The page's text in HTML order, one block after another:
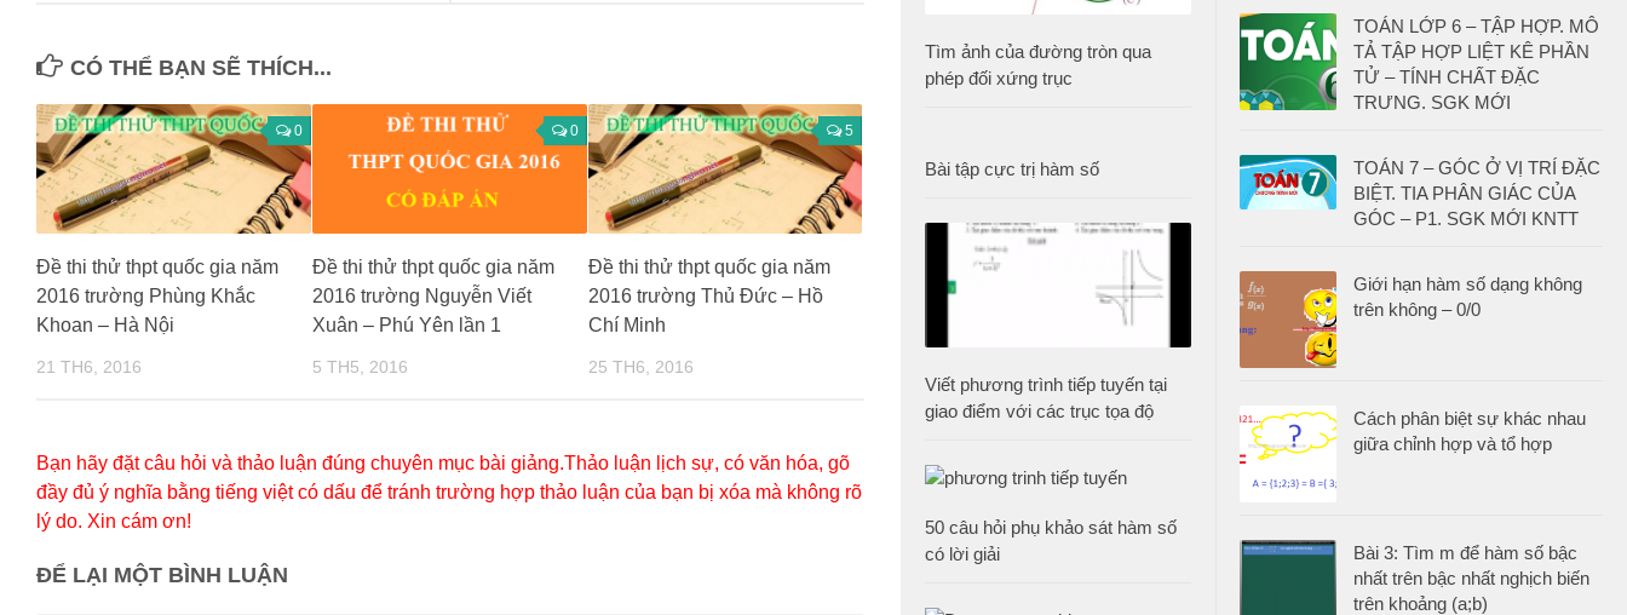
CÓ THỂ BẠN SẼ THÍCH...
0
Đề thi thử thpt quốc gia năm
2016 trường Phùng Khắc
Khoan – Hà Nội
21 TH6, 2016
0
Đề thi thử thpt quốc gia năm
2016 trường Nguyễn Viết
Xuân – Phú Yên lần 1
5 TH5, 2016
5
Đề thi thử thpt quốc gia năm
2016 trường Thủ Đức – Hồ
Chí Minh
25 TH6, 2016
Bạn hãy đặt câu hỏi và thảo luận đúng chuyên mục bài giảng.Thảo luận lịch sự, có văn hóa, gõ
đầy đủ ý nghĩa bằng tiếng việt có dấu để tránh trường hợp thảo luận của bạn bị xóa mà không rõ
lý do. Xin cám ơn!
ĐỂ LẠI MỘT BÌNH LUẬN
TOÁN LỚP 6 – TẬP HỢP. MÔ
TẢ TẬP HỢP LIỆT KÊ PHẦN
TỬ – TÍNH CHẤT ĐẶC
TRƯNG. SGK MỚI
TOÁN 7 – GÓC Ở VỊ TRÍ ĐẶC
BIỆT. TIA PHÂN GIÁC CỦA
GÓC – P1. SGK MỚI KNTT
Giới hạn hàm số dạng không
trên không – 0/0
Cách phân biệt sự khác nhau
giữa chỉnh hợp và tổ hợp
Bài 3: Tìm m để hàm số bậc
nhất trên bậc nhất nghịch biến
trên khoảng (a;b)
Tìm ảnh của đường tròn qua
phép đối xứng trục
Bài tập cực trị hàm số
Viết phương trình tiếp tuyến tại
giao điểm với các trục tọa độ
50 câu hỏi phụ khảo sát hàm số
có lời giải